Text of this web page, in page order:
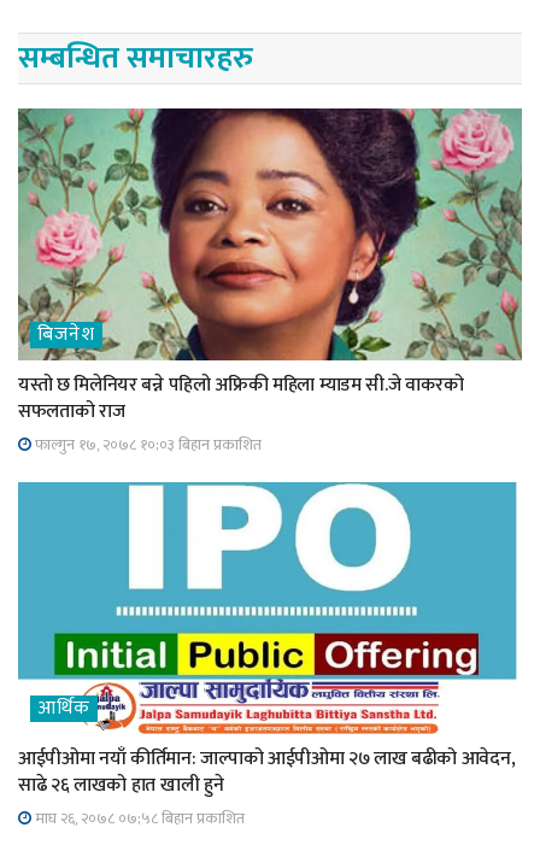
सम्बन्धित समाचारहरु
बिजनेश
यस्तो छ मिलेनियर बन्ने पहिलो अफ्रिकी महिला म्याडम सी.जे वाकरको
सफलताको राज
फाल्गुन १७, २०७८ १०;०३ बिहान प्रकाशित
आर्थिक
आईपीओमा नयाँ कीर्तिमान: जाल्पाको आईपीओमा २७ लाख बढीको आवेदन,
साढे २६ लाखको हात खाली हुने
माघ २६, २०७८ ०७;५८ बिहान प्रकाशित